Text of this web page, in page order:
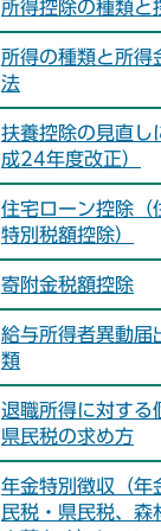
所得控除の種類と
所得の種類と所得
法
扶養控除の見直し
成24年度改正）
住宅ローン控除（
特別税額控除）
寄附金税額控除
給与所得者異動届
類
退職所得に対する
県民税の求め方
年金特別徴収（年
民税・県民税、森